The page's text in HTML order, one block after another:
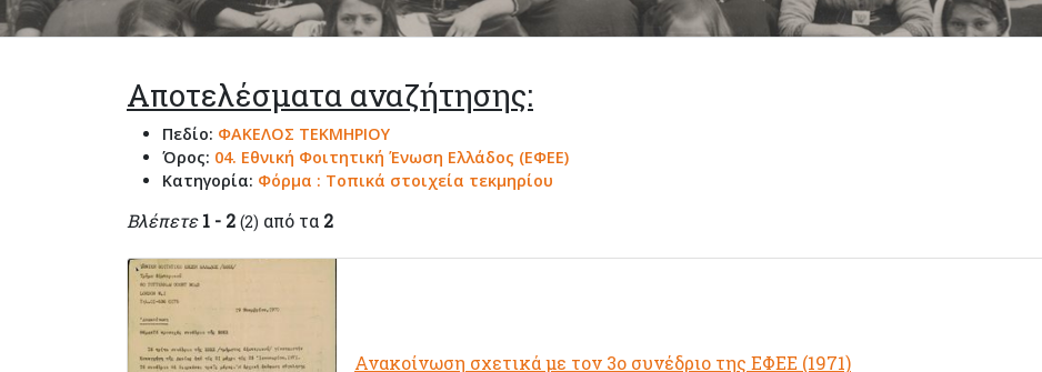
Αποτελέσματα αναζήτησης:
Πεδίο: ΦΑΚΕΛΟΣ ΤΕΚΜΗΡΙΟΥ
Όρος: 04. Εθνική Φοιτητική Ένωση Ελλάδος (ΕΦΕΕ)
Κατηγορία: Φόρμα : Τοπικά στοιχεία τεκμηρίου
Βλέπετε 1 - 2 (2) από τα 2
Ανακοίνωση σχετικά με τον 3ο συνέδριο της ΕΦΕΕ (1971)